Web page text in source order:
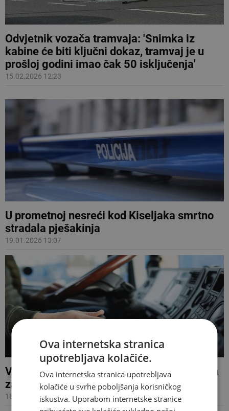
Odvjetnik vozača tramvaja: 'Snimka iz
kabine će biti ključni dokaz, tramvaj je u
prošloj godini imao čak 50 isključenja'
15.02.2026 12:23
U prometnoj nesreći kod Kiseljaka smrtno
stradala pješakinja
19.01.2026 13:07
Vozač kamiona iz BiH pod utjecajem droga
zaustavljen na autocesti u Hrvatskoj
18.12.2025 08:40
Ova internetska stranica
upotrebljava kolačiće.
Ova internetska stranica upotrebljava
kolačiće u svrhe poboljšanja korisničkog
iskustva. Uporabom internetske stranice